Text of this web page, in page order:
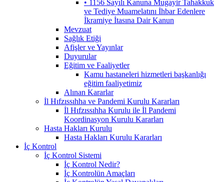
• 1156 Sayılı Kanuna Mugayir Tahakkuk
ve Tediye Muamelatını İhbar Edenlere
İkramiye İtasına Dair Kanun
Mevzuat
Sağlık Etiği
Afişler ve Yayınlar
Duyurular
Eğitim ve Faaliyetler
Kamu hastaneleri hizmetleri başkanlığı
eğitim faaliyetimiz
Alınan Kararlar
İl Hıfzıssıhha ve Pandemi Kurulu Kararları
İl Hıfzıssıhha Kurulu ile İl Pandemi
Koordinasyon Kurulu Kararları
Hasta Hakları Kurulu
Hasta Hakları Kurulu Kararları
İç Kontrol
İç Kontrol Sistemi
İç Kontrol Nedir?
İç Kontrolün Amaçları